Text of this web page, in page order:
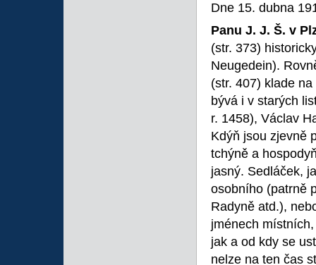
Dne 15. dubna
Panu J. J. Š. v
(str. 373)
Neugedein).
(str. 407) klade
bývá i v starých
r. 1458), Václav
Kdýň jsou zjevně
tchýně a
jasný. Sedláček,
osobního (patrně
Radyně atd.),
jménech
jak a od kdy se
nelze na ten čas